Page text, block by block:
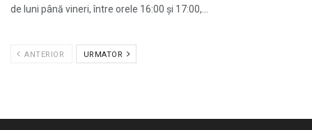
de luni până vineri, între orele 16:00 și 17:00,...
ANTERIOR URMATOR